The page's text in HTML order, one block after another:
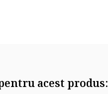
acest produs: